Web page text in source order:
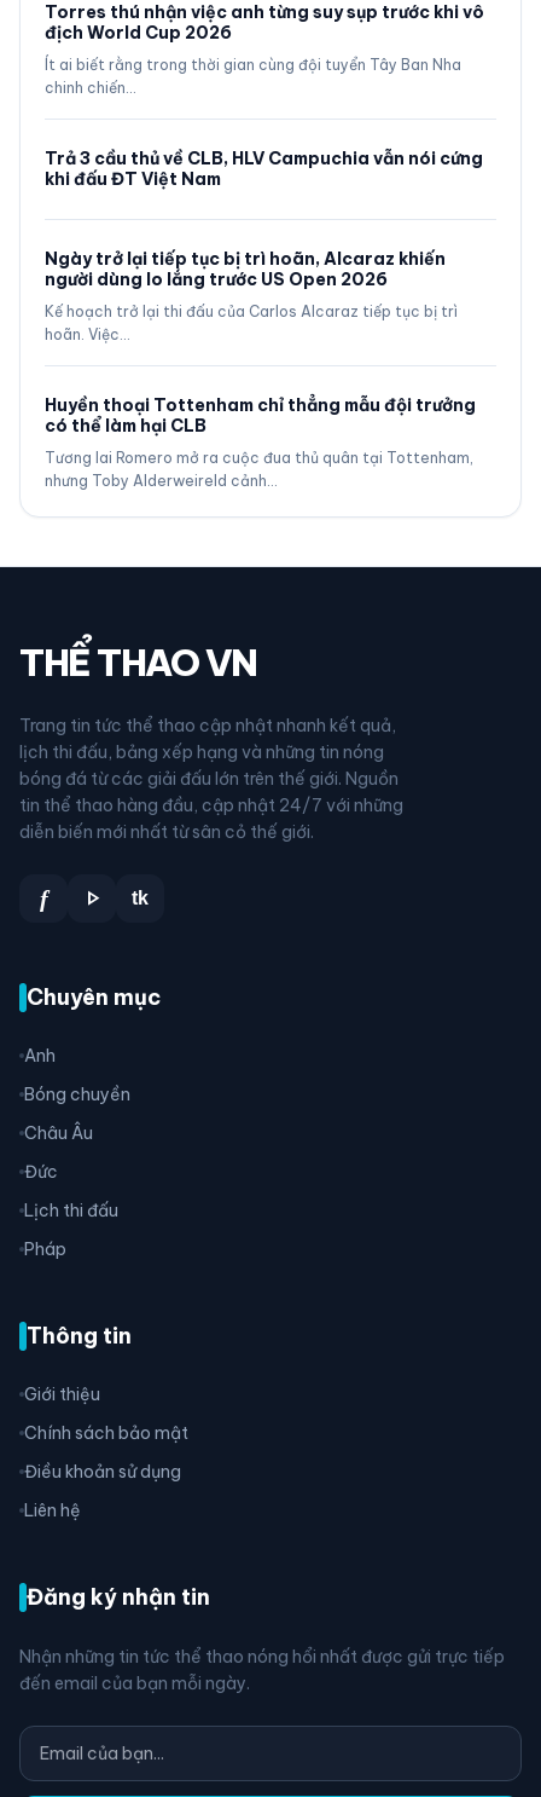
Torres thú nhận việc anh từng suy sụp trước khi vô
địch World Cup 2026
Ít ai biết rằng trong thời gian cùng đội tuyển Tây Ban Nha
chinh chiến…
Trả 3 cầu thủ về CLB, HLV Campuchia vẫn nói cứng
khi đấu ĐT Việt Nam
Ngày trở lại tiếp tục bị trì hoãn, Alcaraz khiến
người dùng lo lắng trước US Open 2026
Kế hoạch trở lại thi đấu của Carlos Alcaraz tiếp tục bị trì
hoãn. Việc…
Huyền thoại Tottenham chỉ thẳng mẫu đội trưởng
có thể làm hại CLB
Tương lai Romero mở ra cuộc đua thủ quân tại Tottenham,
nhưng Toby Alderweireld cảnh…
THỂ THAO VN
Trang tin tức thể thao cập nhật nhanh kết quả,
lịch thi đấu, bảng xếp hạng và những tin nóng
bóng đá từ các giải đấu lớn trên thế giới. Nguồn
tin thể thao hàng đầu, cập nhật 24/7 với những
diễn biến mới nhất từ sân cỏ thế giới.
f play_arrow tk
Chuyên mục
Anh
Bóng chuyền
Châu Âu
Đức
Lịch thi đấu
Pháp
Thông tin
Giới thiệu
Chính sách bảo mật
Điều khoản sử dụng
Liên hệ
Đăng ký nhận tin
Nhận những tin tức thể thao nóng hổi nhất được gửi trực tiếp
đến email của bạn mỗi ngày.